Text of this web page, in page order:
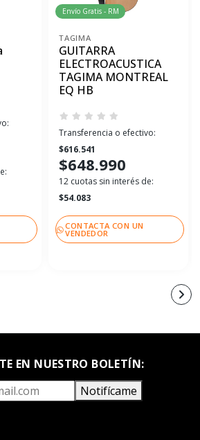
Envío Gratis - RM
TAGIMA
GUITARRA
ELECTROACUSTICA
TAGIMA MONTREAL
EQ HB
Transferencia o efectivo:
$616.541
$648.990
12 cuotas sin interés de:
$54.083
CONTACTA CON UN
VENDEDOR
EN NUESTRO BOLETÍN:
Notifícame